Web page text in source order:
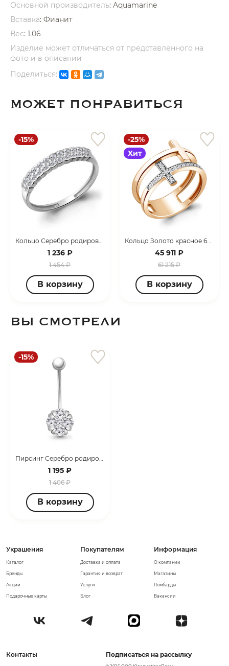
Основной производитель: Aquamarine
Вставка: Фианит
Вес: 1.06
Изделие может отличаться от представленного на
фото и в описании
Поделиться:
МОЖЕТ ПОНРАВИТЬСЯ
-15%
Кольцо Серебро родированное 600722А.5
1 236 ₽
1 454 ₽
В корзину
-25%
Хит
Кольцо Золото красное 68735А.1
45 911 ₽
61 215 ₽
В корзину
ВЫ СМОТРЕЛИ
-15%
Пирсинг Серебро родированное 75541А.5
1 195 ₽
1 406 ₽
В корзину
Информация
О компании
Магазины
Ломбарды
Вакансии
Украшения
Каталог
Бренды
Акции
Подарочные карты
Покупателям
Доставка и оплата
Гарантия и возврат
Услуги
Блог
Контакты
Подписаться на рассылку